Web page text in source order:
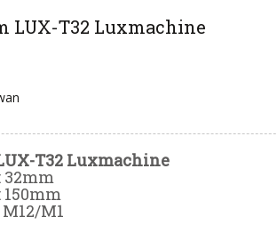
LUX-T32 Luxmachine
T32 Luxmachine
32mm
M1